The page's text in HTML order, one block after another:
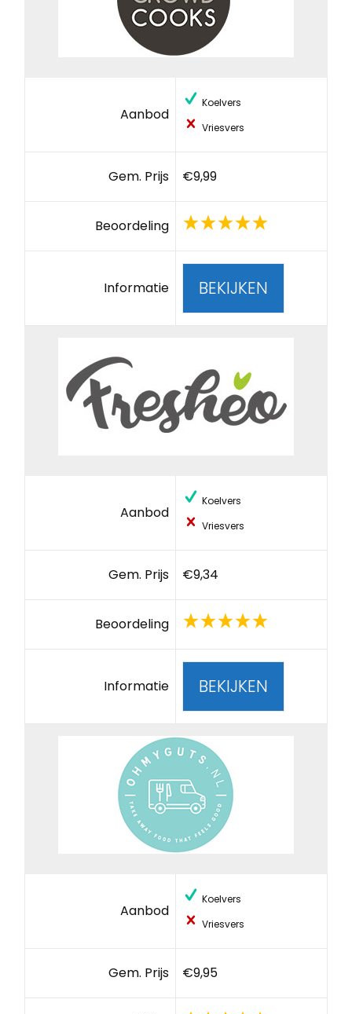
Aanbod
Koelvers
Vriesvers
Gem. Prijs €9,99
Beoordeling
Informatie BEKIJKEN
Aanbod
Koelvers
Vriesvers
Gem. Prijs €9,34
Beoordeling
Informatie BEKIJKEN
Aanbod
Koelvers
Vriesvers
Gem. Prijs €9,95